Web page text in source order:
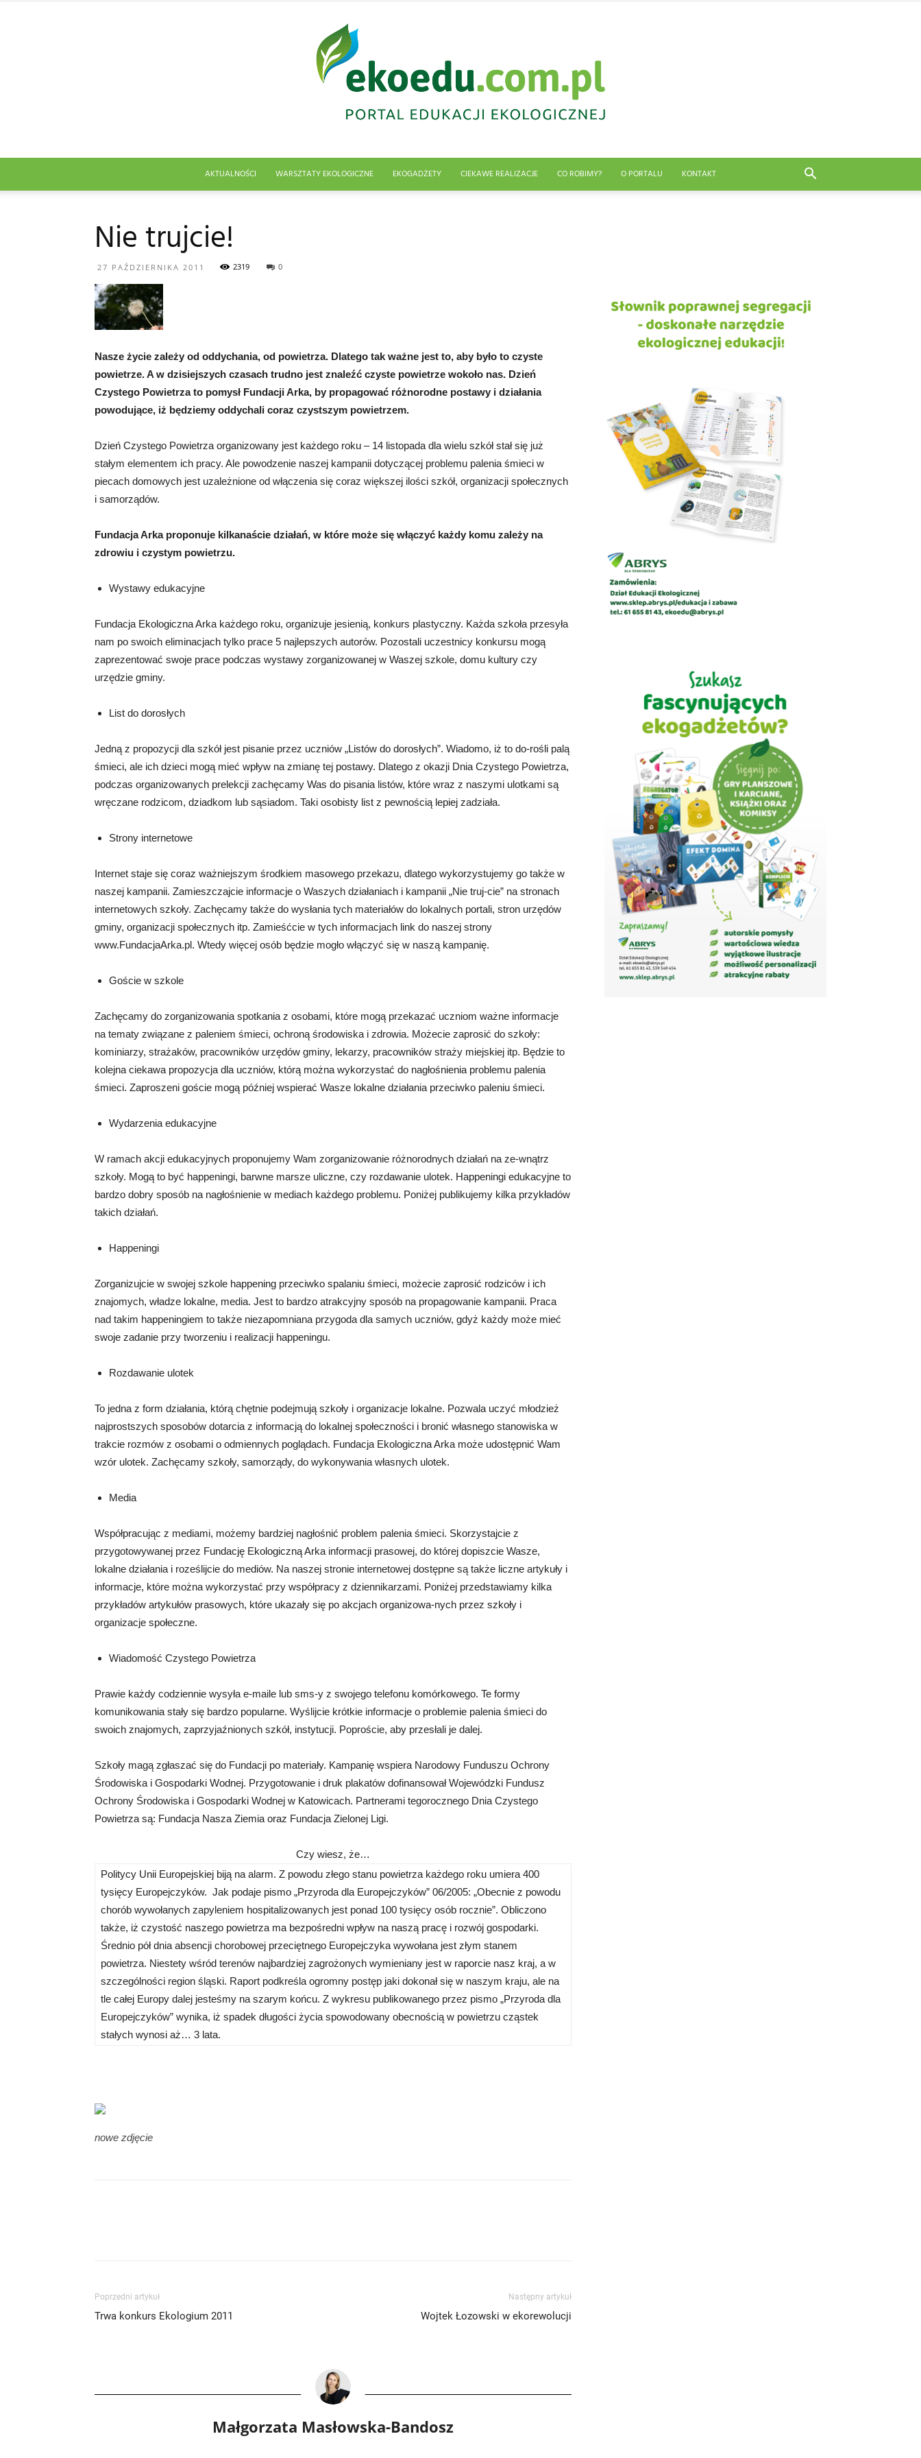
Abrys
AKTUALNOŚCI WARSZTATY EKOLOGICZNE EKOGADŻETY CIEKAWE REALIZACJE CO ROBIMY? O PORTALU KONTAKT
Nie trujcie!
27 PAŹDZIERNIKA 2011 2319 0
Nasze życie zależy od oddychania, od powietrza. Dlatego tak ważne jest to, aby było to czyste
powietrze. A w dzisiejszych czasach trudno jest znaleźć czyste powietrze wokoło nas. Dzień
Czystego Powietrza to pomysł Fundacji Arka, by propagować różnorodne postawy i działania
powodujące, iż będziemy oddychali coraz czystszym powietrzem.
Dzień Czystego Powietrza organizowany jest każdego roku – 14 listopada dla wielu szkół stał się już
stałym elementem ich pracy. Ale powodzenie naszej kampanii dotyczącej problemu palenia śmieci w
piecach domowych jest uzależnione od włączenia się coraz większej ilości szkół, organizacji społecznych
i samorządów.
Fundacja Arka proponuje kilkanaście działań, w które może się włączyć każdy komu zależy na
zdrowiu i czystym powietrzu.
Wystawy edukacyjne
Fundacja Ekologiczna Arka każdego roku, organizuje jesienią, konkurs plastyczny. Każda szkoła przesyła
nam po swoich eliminacjach tylko prace 5 najlepszych autorów. Pozostali uczestnicy konkursu mogą
zaprezentować swoje prace podczas wystawy zorganizowanej w Waszej szkole, domu kultury czy
urzędzie gminy.
List do dorosłych
Jedną z propozycji dla szkół jest pisanie przez uczniów „Listów do dorosłych”. Wiadomo, iż to do-rośli palą
śmieci, ale ich dzieci mogą mieć wpływ na zmianę tej postawy. Dlatego z okazji Dnia Czystego Powietrza,
podczas organizowanych prelekcji zachęcamy Was do pisania listów, które wraz z naszymi ulotkami są
wręczane rodzicom, dziadkom lub sąsiadom. Taki osobisty list z pewnością lepiej zadziała.
Strony internetowe
Internet staje się coraz ważniejszym środkiem masowego przekazu, dlatego wykorzystujemy go także w
naszej kampanii. Zamieszczajcie informacje o Waszych działaniach i kampanii „Nie truj-cie” na stronach
internetowych szkoły. Zachęcamy także do wysłania tych materiałów do lokalnych portali, stron urzędów
gminy, organizacji społecznych itp. Zamieśćcie w tych informacjach link do naszej strony
www.FundacjaArka.pl. Wtedy więcej osób będzie mogło włączyć się w naszą kampanię.
Goście w szkole
Zachęcamy do zorganizowania spotkania z osobami, które mogą przekazać uczniom ważne informacje
na tematy związane z paleniem śmieci, ochroną środowiska i zdrowia. Możecie zaprosić do szkoły:
kominiarzy, strażaków, pracowników urzędów gminy, lekarzy, pracowników straży miejskiej itp. Będzie to
kolejna ciekawa propozycja dla uczniów, którą można wykorzystać do nagłośnienia problemu palenia
śmieci. Zaproszeni goście mogą później wspierać Wasze lokalne działania przeciwko paleniu śmieci.
Wydarzenia edukacyjne
W ramach akcji edukacyjnych proponujemy Wam zorganizowanie różnorodnych działań na ze-wnątrz
szkoły. Mogą to być happeningi, barwne marsze uliczne, czy rozdawanie ulotek. Happeningi edukacyjne to
bardzo dobry sposób na nagłośnienie w mediach każdego problemu. Poniżej publikujemy kilka przykładów
takich działań.
Happeningi
Zorganizujcie w swojej szkole happening przeciwko spalaniu śmieci, możecie zaprosić rodziców i ich
znajomych, władze lokalne, media. Jest to bardzo atrakcyjny sposób na propagowanie kampanii. Praca
nad takim happeningiem to także niezapomniana przygoda dla samych uczniów, gdyż każdy może mieć
swoje zadanie przy tworzeniu i realizacji happeningu.
Rozdawanie ulotek
To jedna z form działania, którą chętnie podejmują szkoły i organizacje lokalne. Pozwala uczyć młodzież
najprostszych sposobów dotarcia z informacją do lokalnej społeczności i bronić własnego stanowiska w
trakcie rozmów z osobami o odmiennych poglądach. Fundacja Ekologiczna Arka może udostępnić Wam
wzór ulotek. Zachęcamy szkoły, samorządy, do wykonywania własnych ulotek.
Media
Współpracując z mediami, możemy bardziej nagłośnić problem palenia śmieci. Skorzystajcie z
przygotowywanej przez Fundację Ekologiczną Arka informacji prasowej, do której dopiszcie Wasze,
lokalne działania i roześlijcie do mediów. Na naszej stronie internetowej dostępne są także liczne artykuły i
informacje, które można wykorzystać przy współpracy z dziennikarzami. Poniżej przedstawiamy kilka
przykładów artykułów prasowych, które ukazały się po akcjach organizowa-nych przez szkoły i
organizacje społeczne.
Wiadomość Czystego Powietrza
Prawie każdy codziennie wysyła e-maile lub sms-y z swojego telefonu komórkowego. Te formy
komunikowania stały się bardzo popularne. Wyślijcie krótkie informacje o problemie palenia śmieci do
swoich znajomych, zaprzyjaźnionych szkół, instytucji. Poproście, aby przesłali je dalej.
Szkoły magą zgłaszać się do Fundacji po materiały. Kampanię wspiera Narodowy Funduszu Ochrony
Środowiska i Gospodarki Wodnej. Przygotowanie i druk plakatów dofinansował Wojewódzki Fundusz
Ochrony Środowiska i Gospodarki Wodnej w Katowicach. Partnerami tegorocznego Dnia Czystego
Powietrza są: Fundacja Nasza Ziemia oraz Fundacja Zielonej Ligi.
Czy wiesz, że…
Politycy Unii Europejskiej biją na alarm. Z powodu złego stanu powietrza każdego roku umiera 400
tysięcy Europejczyków. Jak podaje pismo „Przyroda dla Europejczyków” 06/2005: „Obecnie z powodu
chorób wywołanych zapyleniem hospitalizowanych jest ponad 100 tysięcy osób rocznie”. Obliczono
także, iż czystość naszego powietrza ma bezpośredni wpływ na naszą pracę i rozwój gospodarki.
Średnio pół dnia absencji chorobowej przeciętnego Europejczyka wywołana jest złym stanem
powietrza. Niestety wśród terenów najbardziej zagrożonych wymieniany jest w raporcie nasz kraj, a w
szczególności region śląski. Raport podkreśla ogromny postęp jaki dokonał się w naszym kraju, ale na
tle całej Europy dalej jesteśmy na szarym końcu. Z wykresu publikowanego przez pismo „Przyroda dla
Europejczyków” wynika, iż spadek długości życia spowodowany obecnością w powietrzu cząstek
stałych wynosi aż… 3 lata.
nowe zdjęcie
Poprzedni artykuł
Trwa konkurs Ekologium 2011
Następny artykuł
Wojtek Łozowski w ekorewolucji
Małgorzata Masłowska-Bandosz